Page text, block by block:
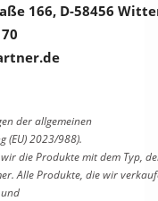
166, D-58456
der allgemeinen
(EU) 2023/988).
die Produkte mit dem Typ,
Alle Produkte, die wir